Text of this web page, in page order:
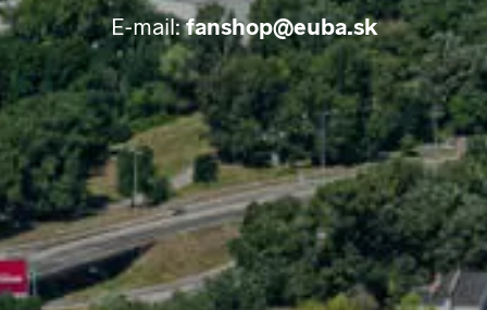
E-mail:fanshop@euba.sk